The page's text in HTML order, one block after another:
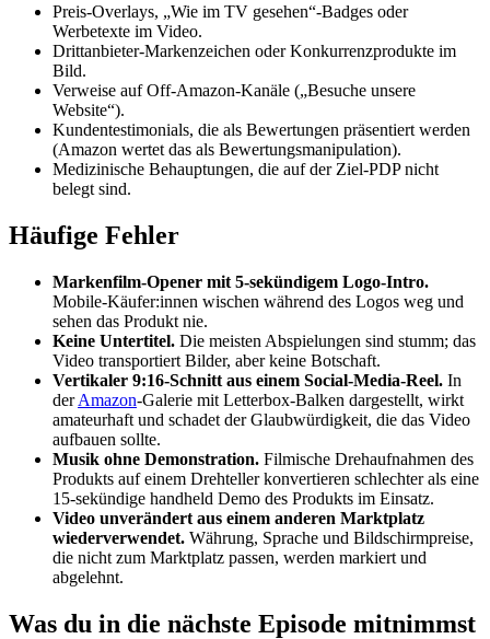
Preis-Overlays, „Wie im TV gesehen“-Badges oder
Werbetexte im Video.
Drittanbieter-Markenzeichen oder Konkurrenzprodukte im
Bild.
Verweise auf Off-Amazon-Kanäle („Besuche unsere
Website“).
Kundentestimonials, die als Bewertungen präsentiert werden
(Amazon wertet das als Bewertungsmanipulation).
Medizinische Behauptungen, die auf der Ziel-PDP nicht
belegt sind.
Häufige Fehler
Markenfilm-Opener mit 5-sekündigem Logo-Intro.
Mobile-Käufer:innen wischen während des Logos weg und
sehen das Produkt nie.
Keine Untertitel. Die meisten Abspielungen sind stumm; das
Video transportiert Bilder, aber keine Botschaft.
Vertikaler 9:16-Schnitt aus einem Social-Media-Reel. In
derAmazon-Galerie mit Letterbox-Balken dargestellt, wirkt
amateurhaft und schadet der Glaubwürdigkeit, die das Video
aufbauen sollte.
Musik ohne Demonstration. Filmische Drehaufnahmen des
Produkts auf einem Drehteller konvertieren schlechter als eine
15-sekündige handheld Demo des Produkts im Einsatz.
Video unverändert aus einem anderen Marktplatz
wiederverwendet. Währung, Sprache und Bildschirmpreise,
die nicht zum Marktplatz passen, werden markiert und
abgelehnt.
Was du in die nächste Episode mitnimmst